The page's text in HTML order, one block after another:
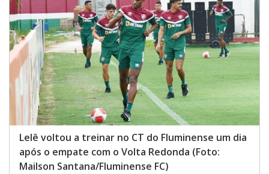
Lelê voltou a treinar no CT do Fluminense um dia
após o empate com o Volta Redonda (Foto:
Mailson Santana/Fluminense FC)